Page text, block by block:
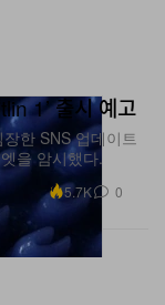
1’ 출시 예고
한 SNS 업데이트
을 암시했다.
5.7K 0